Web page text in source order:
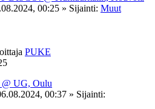
00:25 » Sijainti: Muut
PUKE
@ UG, Oulu
00:37 » Sijainti: